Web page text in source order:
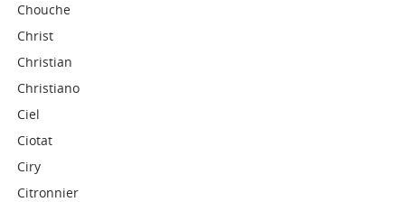
Chouche
Christ
Christian
Christiano
Ciel
Ciotat
Ciry
Citronnier